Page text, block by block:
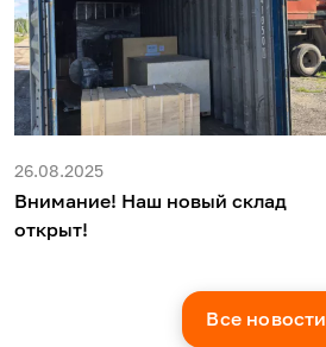
26.08.2025
Внимание! Наш новый склад
открыт!
Все новости